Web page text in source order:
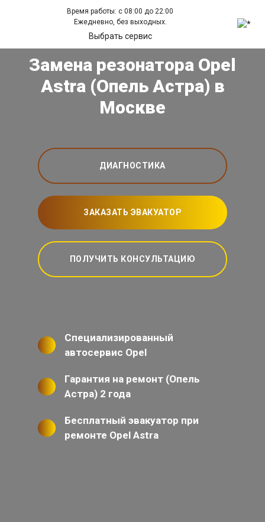
Время работы: с 08:00 до 22:00
Ежедневно, без выходных.
Выбрать сервис
Замена резонатора Opel
Astra (Опель Астра) в
Москве
ДИАГНОСТИКА
ЗАКАЗАТЬ ЭВАКУАТОР
ПОЛУЧИТЬ КОНСУЛЬТАЦИЮ
Специализированный
автосервис Opel
Гарантия на ремонт (Опель
Астра) 2 года
Бесплатный эвакуатор при
ремонте Opel Astra